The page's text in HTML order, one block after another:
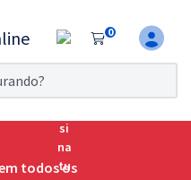
0
dias!
Exame datodos os